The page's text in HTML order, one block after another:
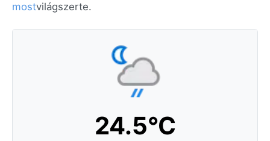
mostvilágszerte.
24.5°C